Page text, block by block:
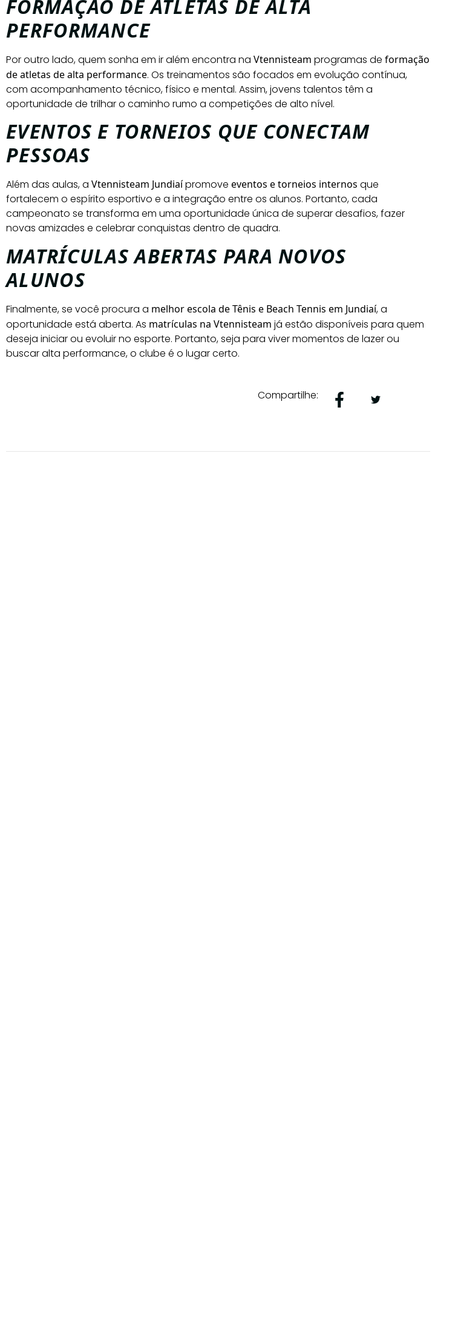
FORMAÇÃO DE ATLETAS DE ALTA
PERFORMANCE
Por outro lado, quem sonha em ir além encontra na Vtennisteam programas de formação
de atletas de alta performance. Os treinamentos são focados em evolução contínua,
com acompanhamento técnico, físico e mental. Assim, jovens talentos têm a
oportunidade de trilhar o caminho rumo a competições de alto nível.
EVENTOS E TORNEIOS QUE CONECTAM
PESSOAS
Além das aulas, a Vtennisteam Jundiaípromove eventos e torneios internos que
fortalecem o espírito esportivo e a integração entre os alunos. Portanto, cada
campeonato se transforma em uma oportunidade única de superar desafios, fazer
novas amizades e celebrar conquistas dentro de quadra.
MATRÍCULAS ABERTAS PARA NOVOS
ALUNOS
Finalmente, se você procura a melhor escola de Tênis e Beach Tennis em Jundiaí, a
oportunidade está aberta. As matrículas na Vtennisteam já estão disponíveis para quem
deseja iniciar ou evoluir no esporte. Portanto, seja para viver momentos de lazer ou
buscar alta performance, o clube é o lugar certo.
Compartilhe: